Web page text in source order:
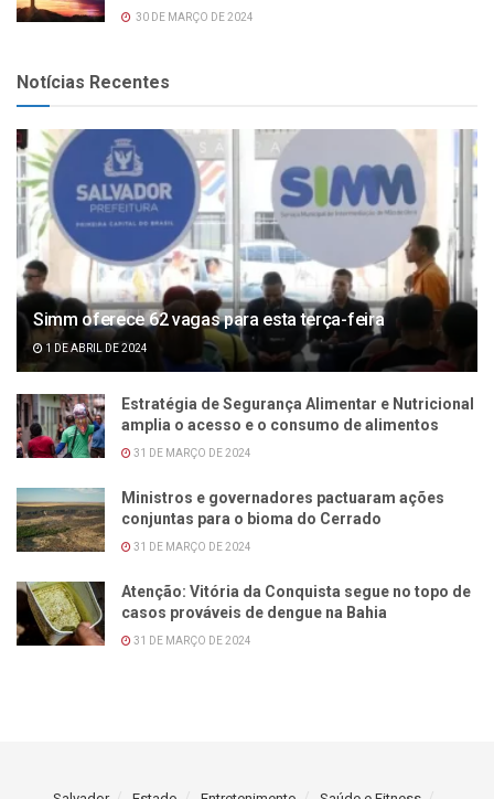
30 DE MARÇO DE 2024
Notícias Recentes
Simm oferece 62 vagas para esta terça-feira
1 DE ABRIL DE 2024
Estratégia de Segurança Alimentar e Nutricional
amplia o acesso e o consumo de alimentos
31 DE MARÇO DE 2024
Ministros e governadores pactuaram ações
conjuntas para o bioma do Cerrado
31 DE MARÇO DE 2024
Atenção: Vitória da Conquista segue no topo de
casos prováveis de dengue na Bahia
31 DE MARÇO DE 2024